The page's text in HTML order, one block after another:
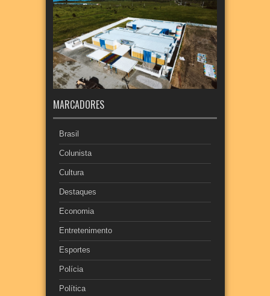
MARCADORES
Brasil
Colunista
Cultura
Destaques
Economia
Entretenimento
Esportes
Polícia
Política